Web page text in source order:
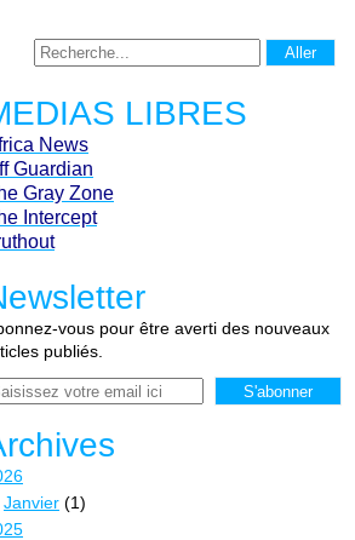
LIBRES
News
Guardian
Gray Zone
Intercept
vous pour être averti des nouveaux
publiés.
Janvier (1)